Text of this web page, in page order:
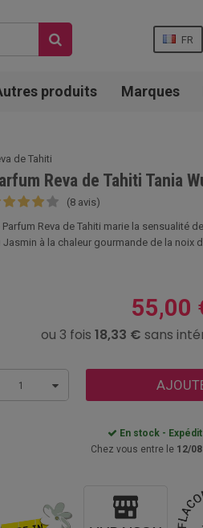
FR
produits Marques
de Tahiti
Reva de Tahiti Tania
(8 avis)
Parfum Reva de Tahiti marie la sensualité
Jasmin à la chaleur gourmande de la noix
55,00
1
En stock -
Chez vous entre le 12/08